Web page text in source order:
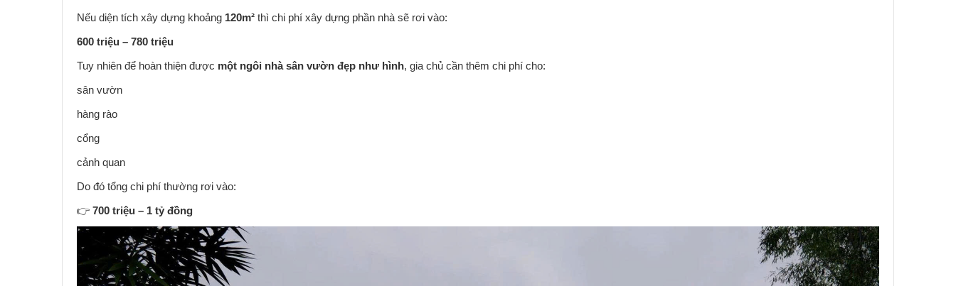
Nếu diện tích xây dựng khoảng 120m² thì chi phí xây dựng phần nhà sẽ rơi vào:
600 triệu – 780 triệu
Tuy nhiên để hoàn thiện được một ngôi nhà sân vườn đẹp như hình, gia chủ cần thêm chi phí cho:
sân vườn
hàng rào
cổng
cảnh quan
Do đó tổng chi phí thường rơi vào:
👉 700 triệu – 1 tỷ đồng